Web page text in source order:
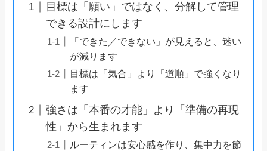
目標は「願い」ではなく、分解して管理
できる設計にします
「できた／できない」が見えると、迷い
が減ります
目標は「気合」より「道順」で強くなり
ます
強さは「本番の才能」より「準備の再現
性」から生まれます
ルーティンは安心感を作り、集中力を節